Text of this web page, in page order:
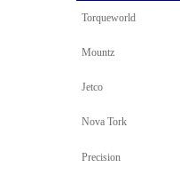
Torqueworld
Mountz
Jetco
Nova Tork
Precision